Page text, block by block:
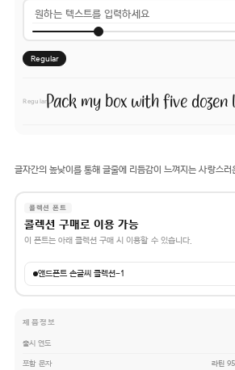
Regular
RegularPack my box with five dozen
글자간의 높낮이를 통해 글줄에 리듬감이 느껴지는 사랑스러
콜렉션 폰트
콜렉션 구매로 이용 가능
이 폰트는 아래 콜렉션 구매 시 이용할 수 있습니다.
앤드폰트 손글씨 콜렉션-1
제품정보
출시 연도
포함 문자 라틴